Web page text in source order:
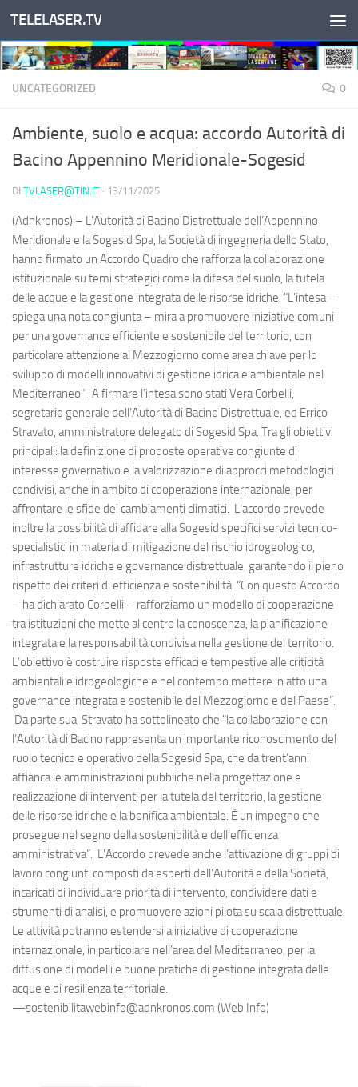
Salta al contenuto
TELELASER.TV
UNCATEGORIZED 0
Ambiente, suolo e acqua: accordo Autorità di
Bacino Appennino Meridionale-Sogesid
DI TVLASER@TIN.IT · 13/11/2025
(Adnkronos) – L’Autorità di Bacino Distrettuale dell’Appennino
Meridionale e la Sogesid Spa, la Società di ingegneria dello Stato,
hanno firmato un Accordo Quadro che rafforza la collaborazione
istituzionale su temi strategici come la difesa del suolo, la tutela
delle acque e la gestione integrata delle risorse idriche. "L’intesa –
spiega una nota congiunta – mira a promuovere iniziative comuni
per una governance efficiente e sostenibile del territorio, con
particolare attenzione al Mezzogiorno come area chiave per lo
sviluppo di modelli innovativi di gestione idrica e ambientale nel
Mediterraneo". A firmare l’intesa sono stati Vera Corbelli,
segretario generale dell’Autorità di Bacino Distrettuale, ed Errico
Stravato, amministratore delegato di Sogesid Spa. Tra gli obiettivi
principali: la definizione di proposte operative congiunte di
interesse governativo e la valorizzazione di approcci metodologici
condivisi, anche in ambito di cooperazione internazionale, per
affrontare le sfide dei cambiamenti climatici. L’accordo prevede
inoltre la possibilità di affidare alla Sogesid specifici servizi tecnico-
specialistici in materia di mitigazione del rischio idrogeologico,
infrastrutture idriche e governance distrettuale, garantendo il pieno
rispetto dei criteri di efficienza e sostenibilità. “Con questo Accordo
– ha dichiarato Corbelli – rafforziamo un modello di cooperazione
tra istituzioni che mette al centro la conoscenza, la pianificazione
integrata e la responsabilità condivisa nella gestione del territorio.
L’obiettivo è costruire risposte efficaci e tempestive alle criticità
ambientali e idrogeologiche e nel contempo mettere in atto una
governance integrata e sostenibile del Mezzogiorno e del Paese”.
Da parte sua, Stravato ha sottolineato che "la collaborazione con
l’Autorità di Bacino rappresenta un importante riconoscimento del
ruolo tecnico e operativo della Sogesid Spa, che da trent’anni
affianca le amministrazioni pubbliche nella progettazione e
realizzazione di interventi per la tutela del territorio, la gestione
delle risorse idriche e la bonifica ambientale. È un impegno che
prosegue nel segno della sostenibilità e dell’efficienza
amministrativa”. L’Accordo prevede anche l’attivazione di gruppi di
lavoro congiunti composti da esperti dell’Autorità e della Società,
incaricati di individuare priorità di intervento, condividere dati e
strumenti di analisi, e promuovere azioni pilota su scala distrettuale.
Le attività potranno estendersi a iniziative di cooperazione
internazionale, in particolare nell’area del Mediterraneo, per la
diffusione di modelli e buone pratiche di gestione integrata delle
acque e di resilienza territoriale.
—sostenibilitawebinfo@adnkronos.com (Web Info)